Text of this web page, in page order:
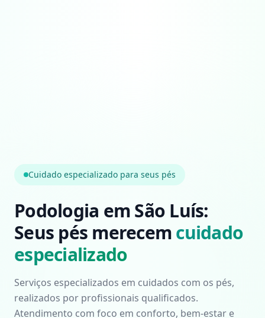
Cuidado especializado para seus pés
Podologia em São Luís:
Seus pés merecemcuidado
especializado
Serviços especializados em cuidados com os pés,
realizados por profissionais qualificados.
Atendimento com foco em conforto, bem-estar e